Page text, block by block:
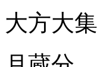
大方大